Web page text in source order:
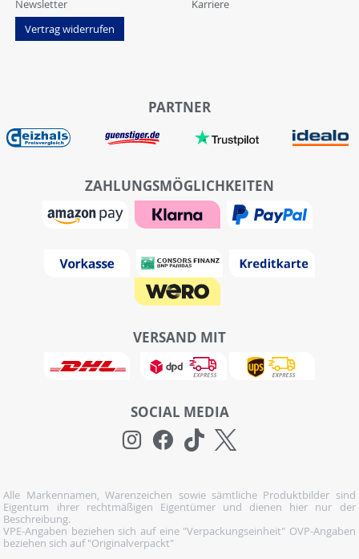
Newsletter
Vertrag widerrufen
Karriere
PARTNER
ZAHLUNGSMÖGLICHKEITEN
VERSAND MIT
SOCIAL MEDIA
Alle Markennamen, Warenzeichen sowie sämtliche Produktbilder sind
Eigentum ihrer rechtmäßigen Eigentümer und dienen hier nur der
Beschreibung.
VPE-Angaben beziehen sich auf eine "Verpackungseinheit" OVP-Angaben
beziehen sich auf "Originalverpackt"